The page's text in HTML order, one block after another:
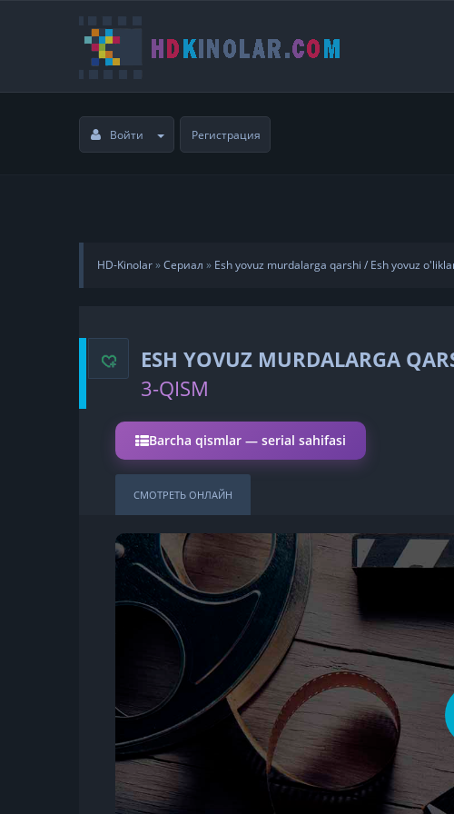
Войти Регистрация
HD-Kinolar»Сериал » Esh yovuz murdalarga qarshi / Esh yovuz
ESH YOVUZ MURDALARGA
3-QISM
Barcha qismlar — serial sahifasi
СМОТРЕТЬ ОНЛАЙН